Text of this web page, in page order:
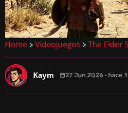
Home > Videojuegos > The Elder
Kaym 27 Jun 2026 · hace